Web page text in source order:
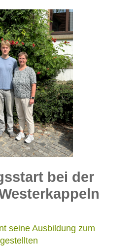
bei der
seine Ausbildung zum